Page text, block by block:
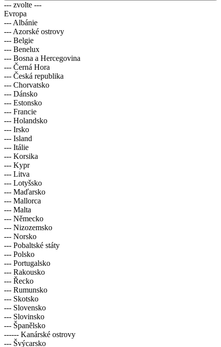
--- zvolte ---
Evropa
--- Albánie
--- Azorské ostrovy
--- Belgie
--- Benelux
--- Bosna a Hercegovina
--- Černá Hora
--- Česká republika
--- Chorvatsko
--- Dánsko
--- Estonsko
--- Francie
--- Holandsko
--- Irsko
--- Island
--- Itálie
--- Korsika
--- Kypr
--- Litva
--- Lotyšsko
--- Maďarsko
--- Mallorca
--- Malta
--- Německo
--- Nizozemsko
--- Norsko
--- Pobaltské státy
--- Polsko
--- Portugalsko
--- Rakousko
--- Řecko
--- Rumunsko
--- Skotsko
--- Slovensko
--- Slovinsko
--- Španělsko
------ Kanárské ostrovy
--- Švýcarsko